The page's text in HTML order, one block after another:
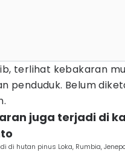
terlihat kebakaran
penduduk. Belum
juga terjadi di
di hutan pinus Loka, Rumbia,